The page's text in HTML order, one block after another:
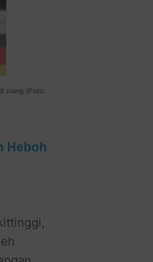
siang (Foto:
Heboh